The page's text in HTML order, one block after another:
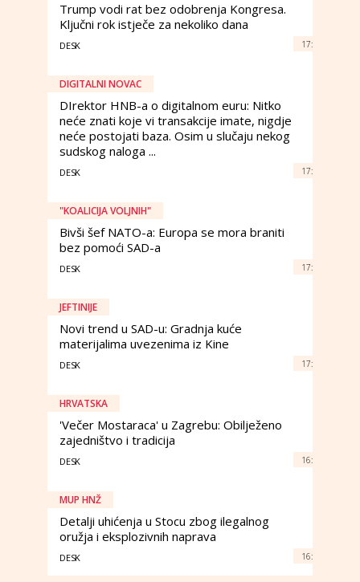
Trump vodi rat bez odobrenja Kongresa.
Ključni rok istječe za nekoliko dana
DESK 17:
DIGITALNI NOVAC
DIrektor HNB-a o digitalnom euru: Nitko
neće znati koje vi transakcije imate, nigdje
neće postojati baza. Osim u slučaju nekog
sudskog naloga ...
DESK 17:
"KOALICIJA VOLJNIH"
Bivši šef NATO-a: Europa se mora braniti
bez pomoći SAD-a
DESK 17:
JEFTINIJE
Novi trend u SAD-u: Gradnja kuće
materijalima uvezenima iz Kine
DESK 17:
HRVATSKA
'Večer Mostaraca' u Zagrebu: Obilježeno
zajedništvo i tradicija
DESK 16:
MUP HNŽ
Detalji uhićenja u Stocu zbog ilegalnog
oružja i eksplozivnih naprava
DESK 16: